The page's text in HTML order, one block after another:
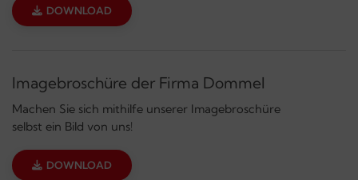
DOWNLOAD
Imagebroschüre der Firma Dommel
Machen Sie sich mithilfe unserer Imagebroschüre
selbst ein Bild von uns!
DOWNLOAD